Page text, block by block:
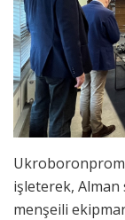
işleterek, Alman
menşeili